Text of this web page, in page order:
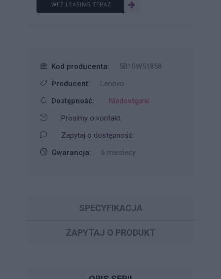
WEŹ LEASING TERAZ
Kod producenta:
5B10W51858
Producent:
Lenovo
Dostępność:
Niedostępne
Prosimy o kontakt
Zapytaj o dostępność
Gwarancja:
6 miesiecy
SPECYFIKACJA
ZAPYTAJ O PRODUKT